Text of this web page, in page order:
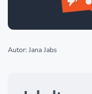
Autor: Jana Jabs